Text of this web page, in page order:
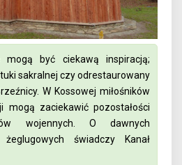
mogą być ciekawą inspiracją;
sakralnej czy odrestaurowany
W Kossowej miłośników
zaciekawić pozostałości
wojennych. O dawnych
świadczy Kanał